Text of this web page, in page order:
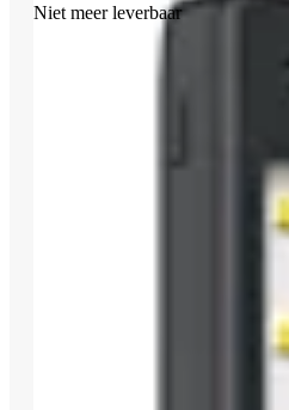
Niet meer leverbaar